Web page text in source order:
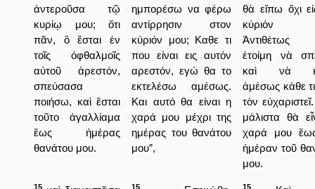
ἀντεροῦσα τῷ
κυρίῳ μου; ὅτι
πᾶν, ὃ ἔσται ἐν
τοῖς ὀφθαλμοῖς
αὐτοῦ ἀρεστόν,
σπεύσασα
ποιήσω, καὶ ἔσται
τοῦτο ἀγαλλίαμα
ἕως ἡμέρας
θανάτου μου.
ημπορέσω να φέρω
αντίρρησιν στον
κύριόν μου; Καθε τι
που είναι εις αυτόν
αρεστόν, εγώ θα το
εκτελέσω αμέσως.
Και αυτό θα είναι η
χαρά μου μέχρι της
ημέρας του θανάτου
μου”,
θὰ εἴπω ὄχι
κύριόν
Ἀντιθέτως
ἑτοίμη νὰ
καὶ νὰ
ἀμέσως κάθε
τὸν
μάλιστα θὰ
χαρά μου
ἡμέραν τοῦ
μου.
15 15 15